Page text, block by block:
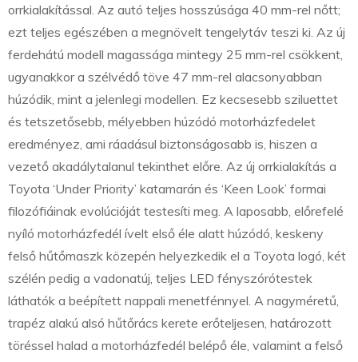
orrkialakítással. Az autó teljes hosszúsága 40 mm-rel nőtt;
ezt teljes egészében a megnövelt tengelytáv teszi ki. Az új
ferdehátú modell magassága mintegy 25 mm-rel csökkent,
ugyanakkor a szélvédő töve 47 mm-rel alacsonyabban
húzódik, mint a jelenlegi modellen. Ez kecsesebb sziluettet
és tetszetősebb, mélyebben húzódó motorházfedelet
eredményez, ami ráadásul biztonságosabb is, hiszen a
vezető akadálytalanul tekinthet előre. Az új orrkialakítás a
Toyota ‘Under Priority’ katamarán és ‘Keen Look’ formai
filozófiáinak evolúcióját testesíti meg. A laposabb, előrefelé
nyíló motorházfedél ívelt első éle alatt húzódó, keskeny
felső hűtőmaszk közepén helyezkedik el a Toyota logó, két
szélén pedig a vadonatúj, teljes LED fényszórótestek
láthatók a beépített nappali menetfénnyel. A nagyméretű,
trapéz alakú alsó hűtőrács kerete erőteljesen, határozott
töréssel halad a motorházfedél belépő éle, valamint a felső